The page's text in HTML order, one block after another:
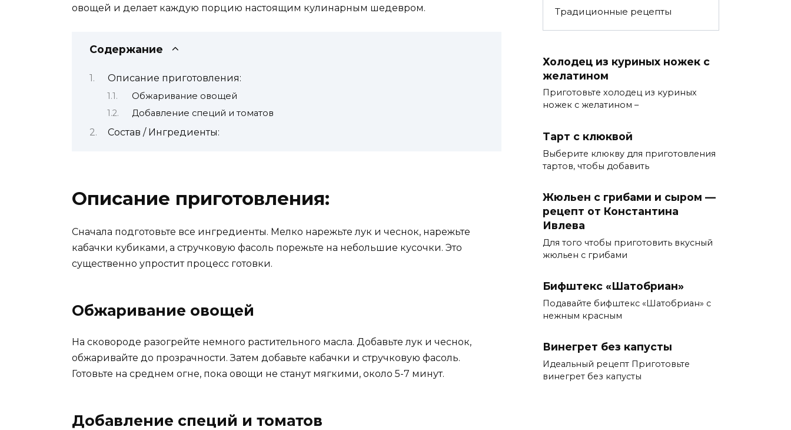
овощей и делает каждую порцию настоящим кулинарным шедевром.
Содержание
Описание приготовления:
Обжаривание овощей
Добавление специй и томатов
Состав / Ингредиенты:
Описание приготовления:
Сначала подготовьте все ингредиенты. Мелко нарежьте лук и чеснок, нарежьте
кабачки кубиками, а стручковую фасоль порежьте на небольшие кусочки. Это
существенно упростит процесс готовки.
Обжаривание овощей
На сковороде разогрейте немного растительного масла. Добавьте лук и чеснок,
обжаривайте до прозрачности. Затем добавьте кабачки и стручковую фасоль.
Готовьте на среднем огне, пока овощи не станут мягкими, около 5-7 минут.
Добавление специй и томатов
Традиционные рецепты
Холодец из куриных ножек с
желатином
Приготовьте холодец из куриных
ножек с желатином –
Тарт с клюквой
Выберите клюкву для приготовления
тартов, чтобы добавить
Жюльен с грибами и сыром —
рецепт от Константина
Ивлева
Для того чтобы приготовить вкусный
жюльен с грибами
Бифштекс «Шатобриан»
Подавайте бифштекс «Шатобриан» с
нежным красным
Винегрет без капусты
Идеальный рецепт Приготовьте
винегрет без капусты